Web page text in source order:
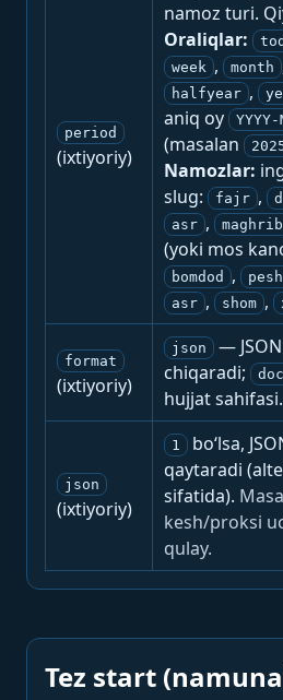
period
(ixtiyoriy)
namoz turi.
Oraliqlar:
week , month
halfyear ,
aniq oy
YYYY-
(masalan
Namozlar:
slug:
fajr ,
asr , maghrib
(yoki mos
bomdod ,
asr , shom ,
format
(ixtiyoriy)
json
— JSON
chiqaradi;
hujjat sahifasi.
json
(ixtiyoriy)
1
bo‘lsa,
qaytaradi
sifatida).
kesh/proksi
qulay.
Tez start